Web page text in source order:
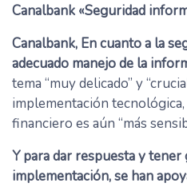
Canalbank «Seguridad
Canalbank, En cuanto a la
adecuado manejo de la
tema “muy delicado” y
implementación
financiero es aún “más
Y para dar respuesta y tener
implementación, se han